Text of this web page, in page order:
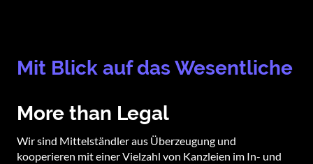
Mit Blick auf das Wesentliche
Zurück
Weiter
More than Legal
Wir sind Mittelständler aus Überzeugung und
kooperieren mit einer Vielzahl von Kanzleien im In- und